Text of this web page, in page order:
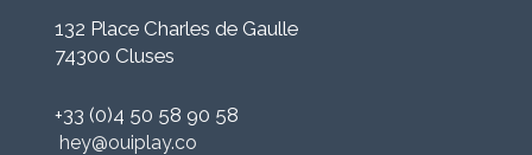
132 Place Charles de Gaulle
74300 Cluses
+33 (0)4 50 58 90 58
hey@ouiplay.co